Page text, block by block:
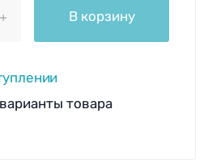
В корзину
товара